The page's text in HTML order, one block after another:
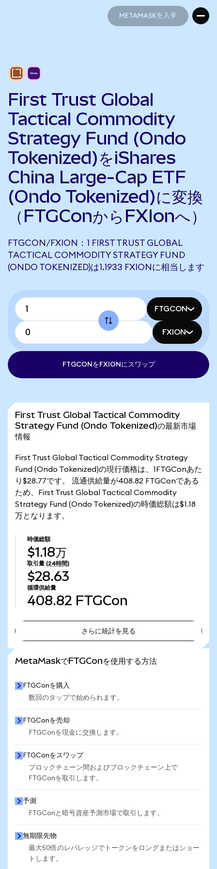
METAMASKを入手
First Trust Global
Tactical Commodity
Strategy Fund (Ondo
Tokenized)をiShares
China Large-Cap ETF
(Ondo Tokenized)に変換
（FTGConからFXIonへ）
FTGCON/FXION：1 FIRST TRUST GLOBAL
TACTICAL COMMODITY STRATEGY FUND
(ONDO TOKENIZED)は1.1933 FXIONに相当します
FTGCON
FXION
FTGCONをFXIONにスワップ
First Trust Global Tactical Commodity
Strategy Fund (Ondo Tokenized)の最新市場
情報
First Trust Global Tactical Commodity Strategy
Fund (Ondo Tokenized)の現行価格は、1FTGConあた
り$28.77です。 流通供給量が408.82 FTGConである
ため、First Trust Global Tactical Commodity
Strategy Fund (Ondo Tokenized)の時価総額は$1.18
万となります。
時価総額
$1.18万
取引量 (24時間)
$28.63
循環供給量
408.82 FTGCon
さらに統計を見る
MetaMaskでFTGConを使用する方法
FTGConを購入
数回のタップで始められます。
FTGConを売却
FTGConを現金に交換します。
FTGConをスワップ
ブロックチェーン間およびブロックチェーン上で
FTGConを取引します。
予測
FTGConと暗号資産予測市場で取引します。
無期限先物
最大50倍のレバレッジでトークンをロングまたはショー
トします。